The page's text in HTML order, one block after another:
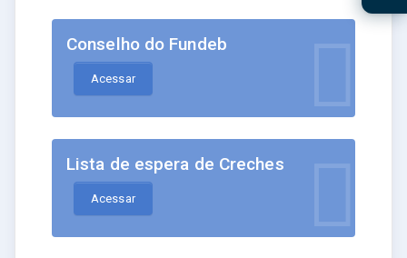
Conselho do Fundeb
Acessar
Lista de espera de Creches
Acessar